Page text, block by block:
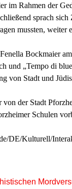
im Rahmen der
sprach sich
mussten,
Bockmaier
und „Tempo di
von Stadt und
der Stadt
Schulen
DE/Kulturell/